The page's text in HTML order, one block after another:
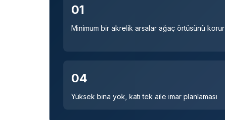
01
Minimum bir akrelik arsalar ağaç örtüsünü korur
04
Yüksek bina yok, katı tek aile imar planlaması